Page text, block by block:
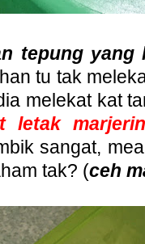
tepung
tu tak
melekat kat
letak
sangat,
tak? (ceh